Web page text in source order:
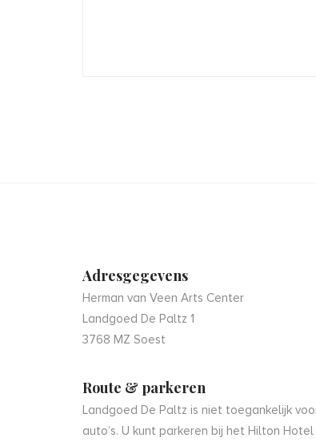
Adresgegevens
Herman van Veen Arts Center
Landgoed De Paltz 1
3768 MZ Soest
Route & parkeren
Landgoed De Paltz is niet toegankelijk
auto’s. U kunt parkeren bij het Hilton